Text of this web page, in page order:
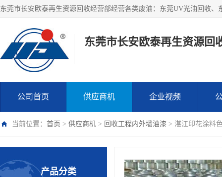
东莞市长安欧泰再生资源回
公司首页 供应商机 企业视频
当前位置： 首页 > 供应商机 > 回收工程内外墙油漆 > 湛江印花涂料
产品分类